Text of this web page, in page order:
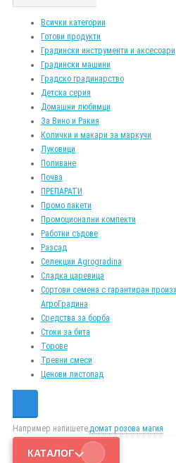
Всички категории
Готови продукти
Градински инструменти и аксесоари
Градински машини
Градско градинарство
Детска серия
Домашни любимци
За Вино и Ракия
Колички и макари за маркучи
Луковици
Поливане
Почва
ПРЕПАРАТИ
Промо пакети
Промоционални компекти
Работни съдове
Разсад
Селекции Agrogradina
Сладка царевица
Сортови семена с гарантиран
АгроГрадина
Средства за борба
Стоки за бита
Торове
Тревни смеси
Ценови листопад
Например напишете,домат розова магия
КАТАЛОГ